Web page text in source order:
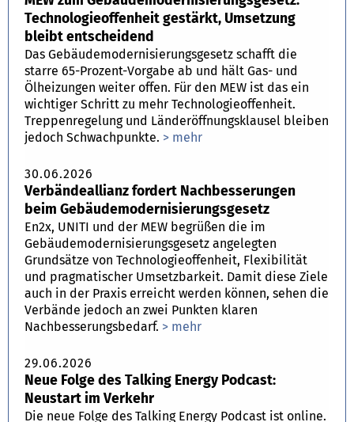
Technologieoffenheit gestärkt, Umsetzung
bleibt entscheidend
Das Gebäudemodernisierungsgesetz schafft die
starre 65-Prozent-Vorgabe ab und hält Gas- und
Ölheizungen weiter offen. Für den MEW ist das ein
wichtiger Schritt zu mehr Technologieoffenheit.
Treppenregelung und Länderöffnungsklausel bleiben
jedoch Schwachpunkte. > mehr
30.06.2026
Verbändeallianz fordert Nachbesserungen
beim Gebäudemodernisierungsgesetz
En2x, UNITI und der MEW begrüßen die im
Gebäudemodernisierungsgesetz angelegten
Grundsätze von Technologieoffenheit, Flexibilität
und pragmatischer Umsetzbarkeit. Damit diese Ziele
auch in der Praxis erreicht werden können, sehen die
Verbände jedoch an zwei Punkten klaren
Nachbesserungsbedarf. > mehr
29.06.2026
Neue Folge des Talking Energy Podcast:
Neustart im Verkehr
Die neue Folge des Talking Energy Podcast ist online.